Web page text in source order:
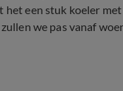
een stuk koeler
we pas vanaf